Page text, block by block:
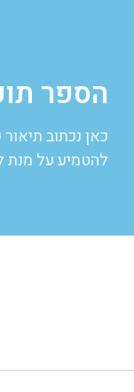
הספר
כאן נכתוב
להטמיע על מנת